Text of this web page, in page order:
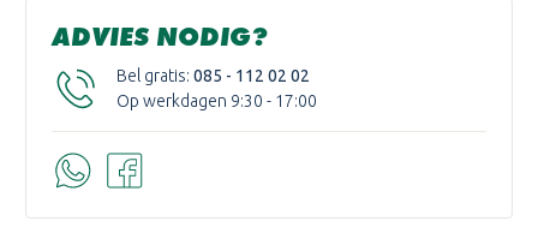
ADVIES NODIG?
Bel gratis: 085 - 112 02 02
Op werkdagen 9:30 - 17:00